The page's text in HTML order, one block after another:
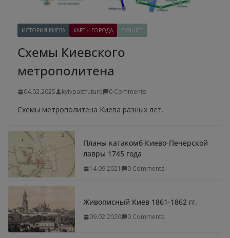
ИСТОРИЯ КИЕВА КАРТЫ ГОРОДА ЛУЧШЕЕ
Схемы Киевского
метрополитена
04.02.2025 kyivpastfuture 0 Comments
Схемы метрополитена Киева разных лет.
Планы катакомб Киево-Печерской
лавры 1745 года
14.09.2021 0 Comments
Живописный Киев 1861-1862 гг.
09.02.2020 0 Comments